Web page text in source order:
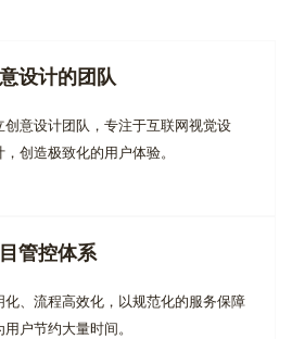
设计的团队
创意设计团队，专注于互联网视觉设
创造极致化的用户体验。
管控体系
化、流程高效化，以规范化的服务保障
户节约大量时间。